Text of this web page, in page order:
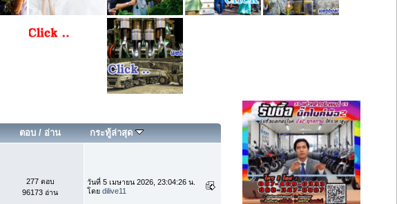
ตอบ/ อ่าน กระทู้ล่าสุด
277 ตอบ
96173 อ่าน
วันที่ 5 เมษายน 2026, 23:04:26 น.
โดย dilive11